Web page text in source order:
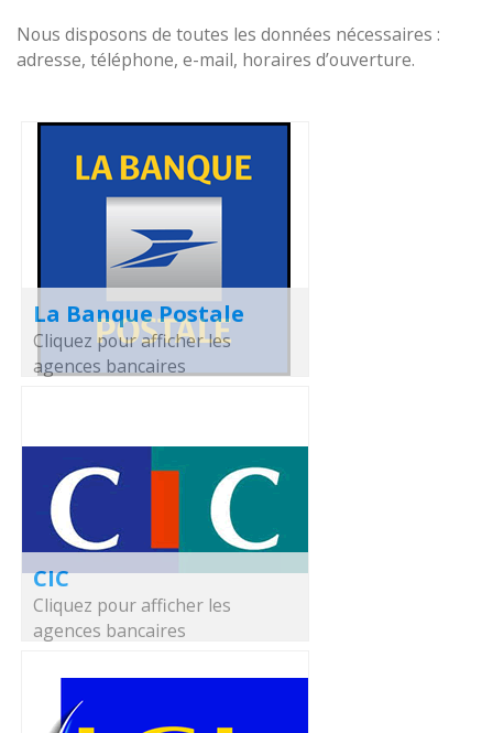
Nous disposons de toutes les données nécessaires :
adresse, téléphone, e-mail, horaires d’ouverture.
La Banque Postale
Cliquez pour afficher les
agences bancaires
CIC
Cliquez pour afficher les
agences bancaires